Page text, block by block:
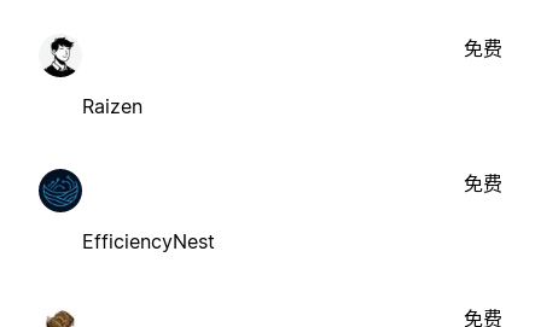
Raizen
免费
EfficiencyNest
免费
免费